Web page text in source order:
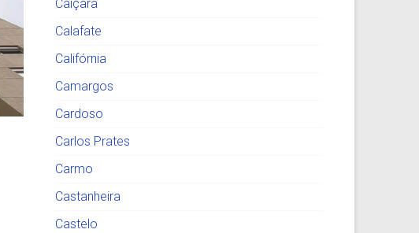
Caiçara
Calafate
Califórnia
Camargos
Cardoso
Carlos Prates
Carmo
Castanheira
Castelo